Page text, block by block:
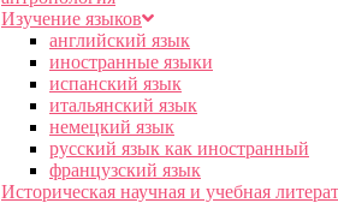
Изучение языков
английский язык
иностранные языки
испанский язык
итальянский язык
немецкий язык
русский язык как иностранный
французский язык
Историческая научная и учебная